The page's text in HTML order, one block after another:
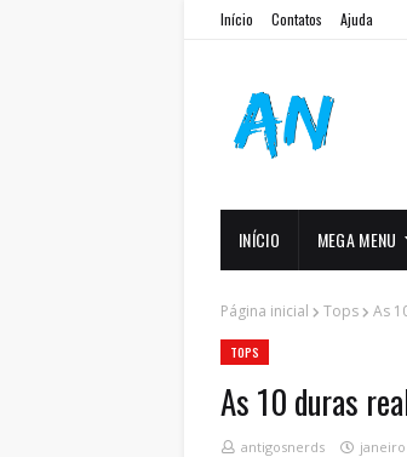
Início Contatos Ajuda
INÍCIO MEGA MENU
Página inicial Tops As
TOPS
As 10 duras
antigosnerds janeiro